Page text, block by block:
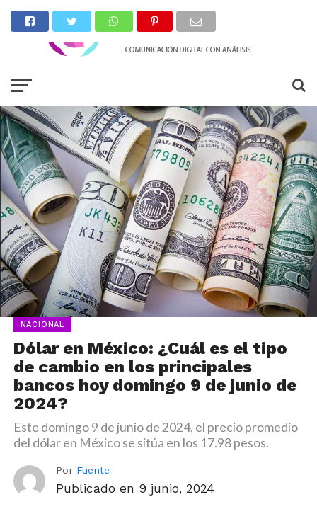
NACIONAL
Dólar en México: ¿Cuál es el tipo
de cambio en los principales
bancos hoy domingo 9 de junio de
2024?
Este domingo 9 de junio de 2024, el precio promedio
del dólar en México se sitúa en los 17.98 pesos.
Por Fuente
Publicado en 9 junio, 2024